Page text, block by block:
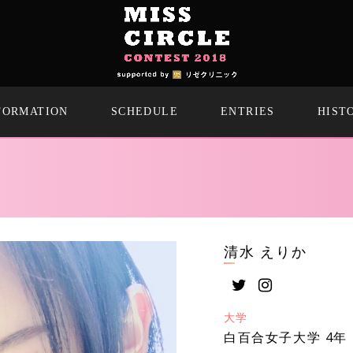
SCHEDULE ENTRIES
清水 えりか
大学
白百合女子大学 4年